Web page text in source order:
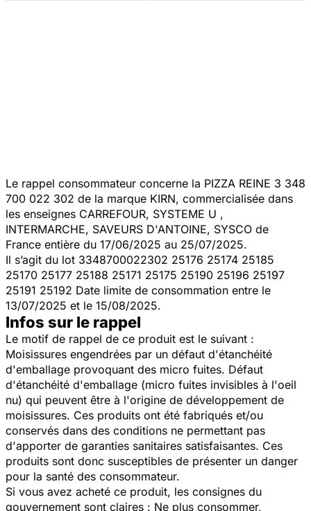
Le rappel consommateur concerne la PIZZA REINE 3 348
700 022 302 de la marque KIRN, commercialisée dans
les enseignes CARREFOUR, SYSTEME U ,
INTERMARCHE, SAVEURS D'ANTOINE, SYSCO de
France entière du 17/06/2025 au 25/07/2025.
Il s’agit du lot 3348700022302 25176 25174 25185
25170 25177 25188 25171 25175 25190 25196 25197
25191 25192 Date limite de consommation entre le
13/07/2025 et le 15/08/2025.
Infos sur le rappel
Le motif de rappel de ce produit est le suivant :
Moisissures engendrées par un défaut d'étanchéité
d'emballage provoquant des micro fuites. Défaut
d'étanchéité d'emballage (micro fuites invisibles à l'oeil
nu) qui peuvent être à l'origine de développement de
moisissures. Ces produits ont été fabriqués et/ou
conservés dans des conditions ne permettant pas
d'apporter de garanties sanitaires satisfaisantes. Ces
produits sont donc susceptibles de présenter un danger
pour la santé des consommateur.
Si vous avez acheté ce produit, les consignes du
gouvernement sont claires : Ne plus consommer,